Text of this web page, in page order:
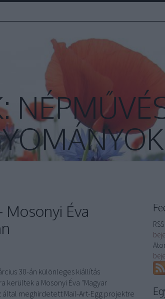
Mosonyi Éva
30-án különleges kiállítás
kerültek a Mosonyi Éva "Magyar
által meghirdetett Mail-Art-Egg projektre